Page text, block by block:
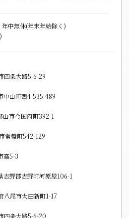
中無休(年末年始除く)
四条大路5-6-29
中山町西4-535-489
山市今国府町392-1
常盤町542-129
高5-3
吉野郡吉野町河原屋106-1
八尾市太田新町1-17
四条大路5-6-20